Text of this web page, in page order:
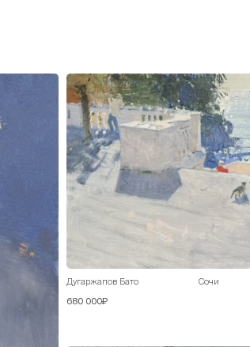
Дугаржапов Бато Сочи
680 000₽